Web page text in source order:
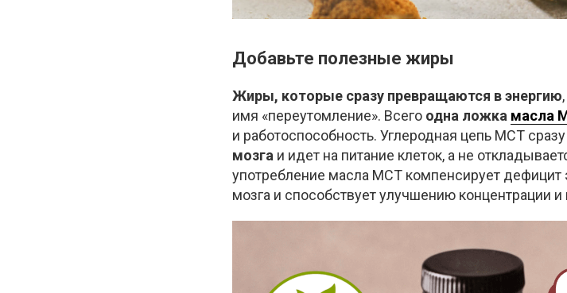
Добавьте полезные жиры
Жиры, которые сразу превращаются в энергию
имя «переутомление». Всего одна ложка масла
и работоспособность. Углеродная цепь МСТ
мозга и идет на питание клеток, а не
употребление масла МСТ компенсирует дефицит
мозга и способствует улучшению концентрации и